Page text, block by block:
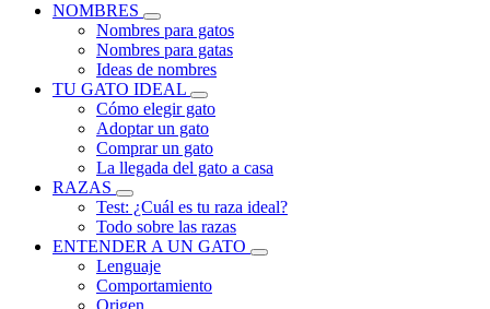
NOMBRES
Nombres para gatos
Nombres para gatas
Ideas de nombres
TU GATO IDEAL
Cómo elegir gato
Adoptar un gato
Comprar un gato
La llegada del gato a casa
RAZAS
Test: ¿Cuál es tu raza ideal?
Todo sobre las razas
ENTENDER A UN GATO
Lenguaje
Comportamiento
Origen